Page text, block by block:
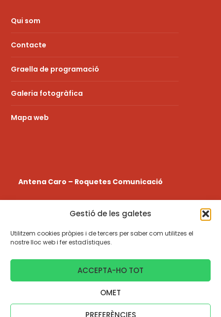
Gestió de les galetes
Utilitzem cookies pròpies i de tercers per saber com utilitzes el
nostre lloc web i fer estadístiques.
ACCEPTA-HO TOT
OMET
PREFERÈNCIES
Qui som
Contacte
Graella de programació
Galeria fotogràfica
Mapa web
Antena Caro – Roquetes Comunicació
Roquetes a les Terres de l’Ebre.
977 580 108
radio@antenacaro.cat
Urb. Torre d’en Gil, Centre Cívic, 2n pis, 43520, Roquetes
Antena Caro